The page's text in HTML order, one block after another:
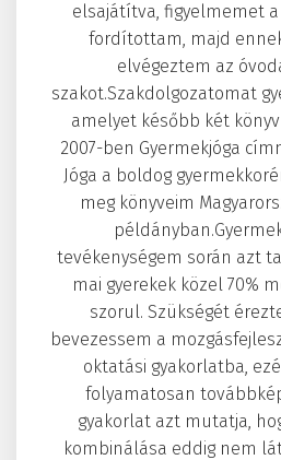
elsajátítva, figyelmemet
fordítottam, majd
elvégeztem az
szakot.Szakdolgozatomat
amelyet később két
2007-ben Gyermekjóga
Jóga a boldog
meg könyveim
tevékenységem során azt
mai gyerekek közel 70%
szorul. Szükségét
bevezessem a
oktatási gyakorlatba,
folyamatosan
gyakorlat azt mutatja,
kombinálása eddig nem